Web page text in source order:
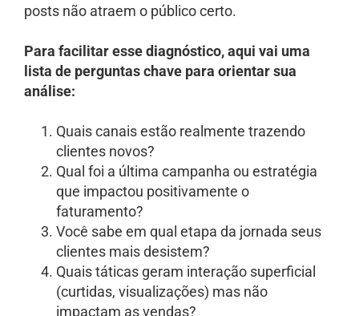
posts não atraem o público certo.
Para facilitar esse diagnóstico, aqui vai uma
lista de perguntas chave para orientar sua
análise:
Quais canais estão realmente trazendo
clientes novos?
Qual foi a última campanha ou estratégia
que impactou positivamente o
faturamento?
Você sabe em qual etapa da jornada seus
clientes mais desistem?
Quais táticas geram interação superficial
(curtidas, visualizações) mas não
impactam as vendas?